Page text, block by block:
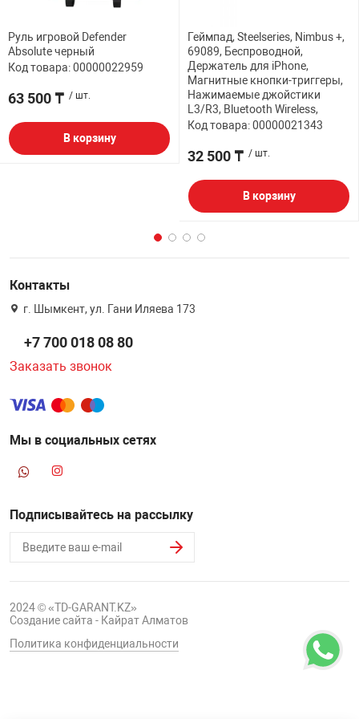
Руль игровой Defender
Absolute черный
Код товара: 00000022959
63 500 ₸ / шт.
В корзину
Геймпад, Steelseries, Nimbus +,
69089, Беспроводной,
Держатель для iPhone,
Магнитные кнопки-триггеры,
Нажимаемые джойстики
L3/R3, Bluetooth Wireless,
Код товара: 00000021343
32 500 ₸ / шт.
В корзину
Контакты
г. Шымкент, ул. Гани Иляева 173
+7 700 018 08 80
Заказать звонок
Мы в социальных сетях
Подписывайтесь на рассылку
2024 © «TD-GARANT.KZ»
Создание сайта - Кайрат Алматов
Политика конфиденциальности